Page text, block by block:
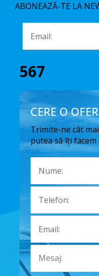
ABONEAZĂ-TE LA
567
CERE O
Trimite-ne cât
putea să îți